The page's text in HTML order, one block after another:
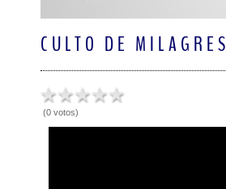
CULTO DE MILAGRES
(0 votos)